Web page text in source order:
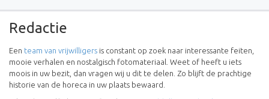
Redactie
Een team van vrijwilligers is constant op zoek naar interessante feiten,
mooie verhalen en nostalgisch fotomateriaal. Weet of heeft u iets
moois in uw bezit, dan vragen wij u dit te delen. Zo blijft de prachtige
historie van de horeca in uw plaats bewaard.